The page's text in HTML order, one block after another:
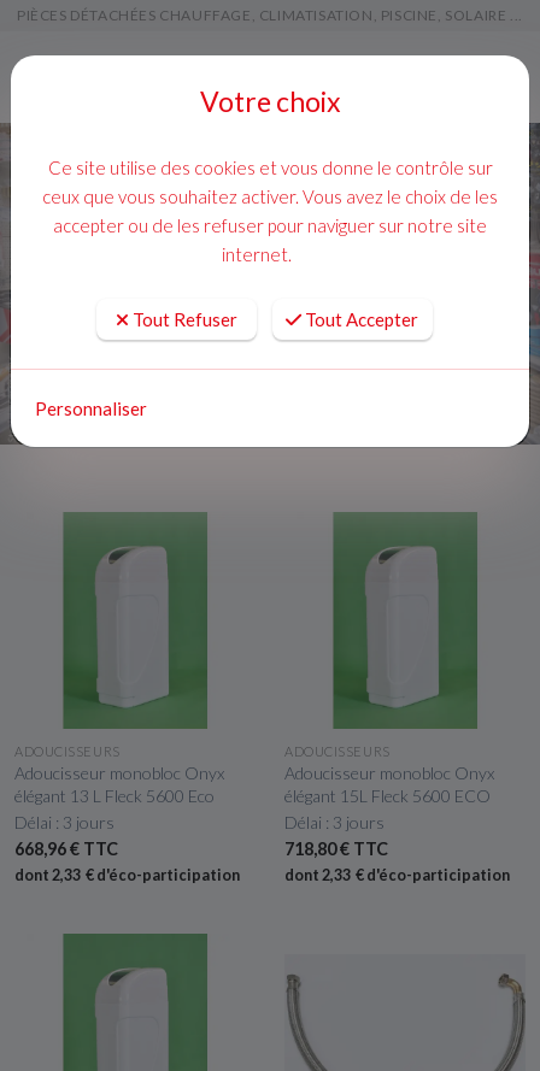
PIÈCES DÉTACHÉES CHAUFFAGE, CLIMATISATION, PISCINE, SOLAIRE ...
Adoucisseurs
ACCUEIL
TRAITEMENT DES EAUX
ADOUCISSEURS
FILTRER
APERÇU RAPIDE
ADOUCISSEURS
Adoucisseur monobloc Onyx
élégant 13 L Fleck 5600 Eco
Délai : 3 jours
668,96 € TTC
dont 2,33 € d'éco-participation
APERÇU RAPIDE
ADOUCISSEURS
Adoucisseur monobloc Onyx
élégant 15L Fleck 5600 ECO
Délai : 3 jours
718,80 € TTC
dont 2,33 € d'éco-participation
Votre choix
Ce site utilise des cookies et vous donne le contrôle sur
ceux que vous souhaitez activer. Vous avez le choix de les
accepter ou de les refuser pour naviguer sur notre site
internet.
Tout Refuser Tout Accepter
Personnaliser